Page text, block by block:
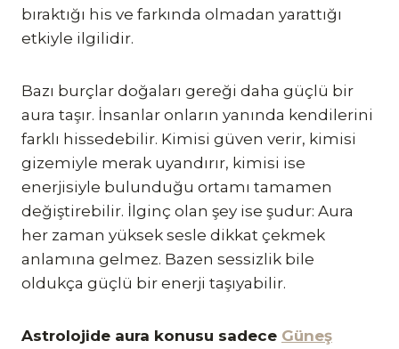
bıraktığı his ve farkında olmadan yarattığı
etkiyle ilgilidir.
Bazı burçlar doğaları gereği daha güçlü bir
aura taşır. İnsanlar onların yanında kendilerini
farklı hissedebilir. Kimisi güven verir, kimisi
gizemiyle merak uyandırır, kimisi ise
enerjisiyle bulunduğu ortamı tamamen
değiştirebilir. İlginç olan şey ise şudur: Aura
her zaman yüksek sesle dikkat çekmek
anlamına gelmez. Bazen sessizlik bile
oldukça güçlü bir enerji taşıyabilir.
Astrolojide aura konusu sadece Güneş